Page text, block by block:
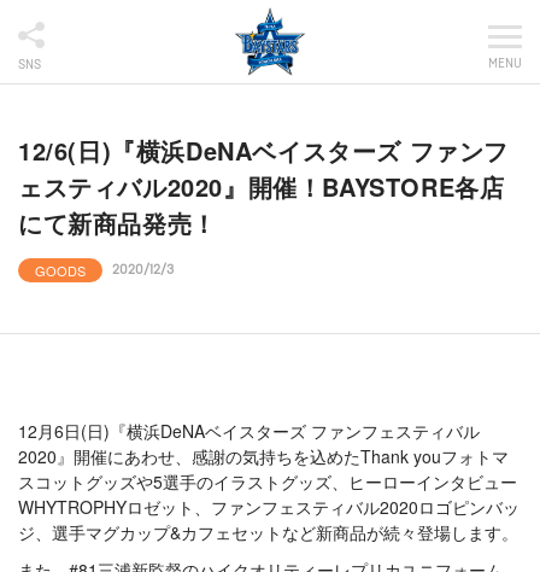
SNS MENU
12/6(日)『横浜DeNAベイスターズ ファンフ
ェスティバル2020』開催！BAYSTORE各店
にて新商品発売！
GOODS 2020/12/3
12月6日(日)『横浜DeNAベイスターズ ファンフェスティバル
2020』開催にあわせ、感謝の気持ちを込めたThank youフォトマ
スコットグッズや5選手のイラストグッズ、ヒーローインタビュー
WHYTROPHYロゼット、ファンフェスティバル2020ロゴピンバッ
ジ、選手マグカップ&カフェセットなど新商品が続々登場します。